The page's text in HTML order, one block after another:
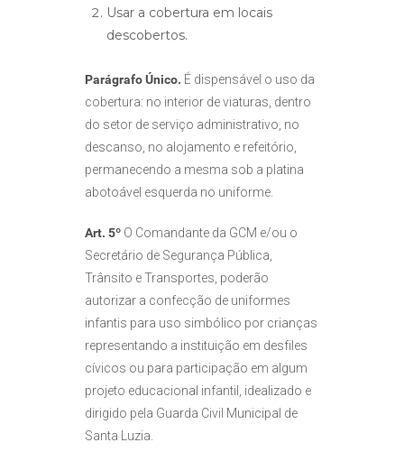
Usar a cobertura em locais
descobertos.
Parágrafo Único. É dispensável o uso da
cobertura: no interior de viaturas, dentro
do setor de serviço administrativo, no
descanso, no alojamento e refeitório,
permanecendo a mesma sob a platina
abotoável esquerda no uniforme.
Art. 5º O Comandante da GCM e/ou o
Secretário de Segurança Pública,
Trânsito e Transportes, poderão
autorizar a confecção de uniformes
infantis para uso simbólico por crianças
representando a instituição em desfiles
cívicos ou para participação em algum
projeto educacional infantil, idealizado e
dirigido pela Guarda Civil Municipal de
Santa Luzia.